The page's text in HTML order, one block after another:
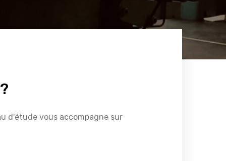
d'étude vous accompagne sur